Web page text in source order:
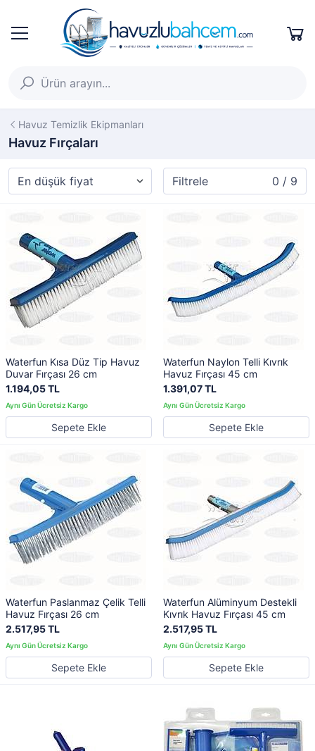
Havuz Temizlik Ekipmanları
Havuz Fırçaları
Filtrele 0 / 9
Waterfun Kısa Düz Tip Havuz
Duvar Fırçası 26 cm
1.194,05 TL
Sepete Ekle
Waterfun Naylon Telli Kıvrık
Havuz Fırçası 45 cm
1.391,07 TL
Sepete Ekle
Waterfun Paslanmaz Çelik Telli
Havuz Fırçası 26 cm
2.517,95 TL
Sepete Ekle
Waterfun Alüminyum Destekli
Kıvrık Havuz Fırçası 45 cm
2.517,95 TL
Sepete Ekle